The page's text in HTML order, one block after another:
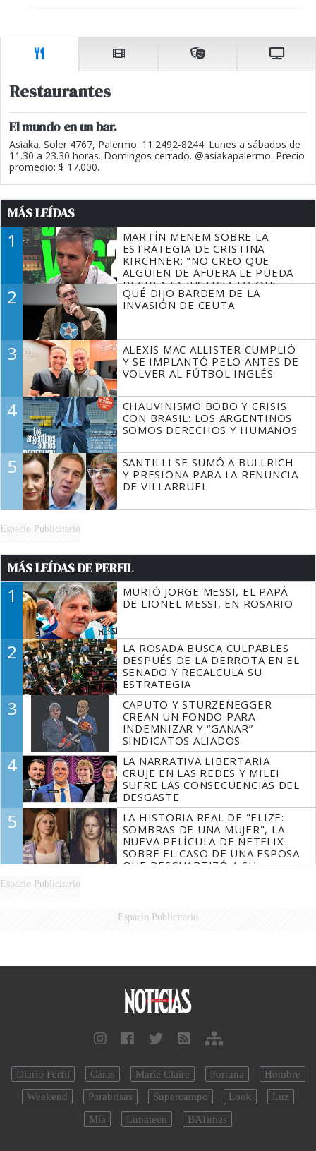
Restaurantes
El mundo en un bar.
Asiaka. Soler 4767, Palermo. 11.2492-8244. Lunes a sábados de
11.30 a 23.30 horas. Domingos cerrado. @asiakapalermo. Precio
promedio: $ 17.000.
MÁS LEÍDAS
1
MARTÍN MENEM SOBRE LA
ESTRATEGIA DE CRISTINA
KIRCHNER: "NO CREO QUE
ALGUIEN DE AFUERA LE PUEDA
DECIR A LA JUSTICIA LO QUE
TIENE QUE HACER"
2
QUÉ DIJO BARDEM DE LA
INVASIÓN DE CEUTA
3
ALEXIS MAC ALLISTER CUMPLIÓ
Y SE IMPLANTÓ PELO ANTES DE
VOLVER AL FÚTBOL INGLÉS
4
CHAUVINISMO BOBO Y CRISIS
CON BRASIL: LOS ARGENTINOS
SOMOS DERECHOS Y HUMANOS
5
SANTILLI SE SUMÓ A BULLRICH
Y PRESIONA PARA LA RENUNCIA
DE VILLARRUEL
Espacio Publicitario
MÁS LEÍDAS DE PERFIL
1
MURIÓ JORGE MESSI, EL PAPÁ
DE LIONEL MESSI, EN ROSARIO
2
LA ROSADA BUSCA CULPABLES
DESPUÉS DE LA DERROTA EN EL
SENADO Y RECALCULA SU
ESTRATEGIA
3
CAPUTO Y STURZENEGGER
CREAN UN FONDO PARA
INDEMNIZAR Y “GANAR”
SINDICATOS ALIADOS
4
LA NARRATIVA LIBERTARIA
CRUJE EN LAS REDES Y MILEI
SUFRE LAS CONSECUENCIAS DEL
DESGASTE
5
LA HISTORIA REAL DE "ELIZE:
SOMBRAS DE UNA MUJER", LA
NUEVA PELÍCULA DE NETFLIX
SOBRE EL CASO DE UNA ESPOSA
QUE DESCUARTIZÓ A SU
Espacio Publicitario
Espacio Publicitario
Diario Perfil Caras Marie Claire Fortuna
Hombre
Weekend
Parabrisas Supercampo Look
Luz
Mía
Lunateen BATimes